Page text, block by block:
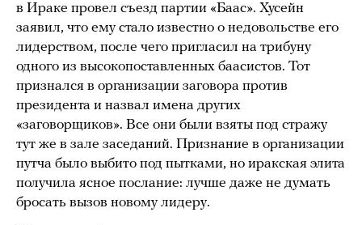
в Ираке провел съезд партии «Баас». Хусейн
заявил, что ему стало известно о недовольстве его
лидерством, после чего пригласил на трибуну
одного из высокопоставленных бааcистов. Тот
признался в организации заговора против
президента и назвал имена других
«заговорщиков». Все они были взяты под стражу
тут же в зале заседаний. Признание в организации
путча было выбито под пытками, но иракская элита
получила ясное послание: лучше даже не думать
бросать вызов новому лидеру.